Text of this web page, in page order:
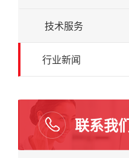
技术服务
行业新闻
联系我